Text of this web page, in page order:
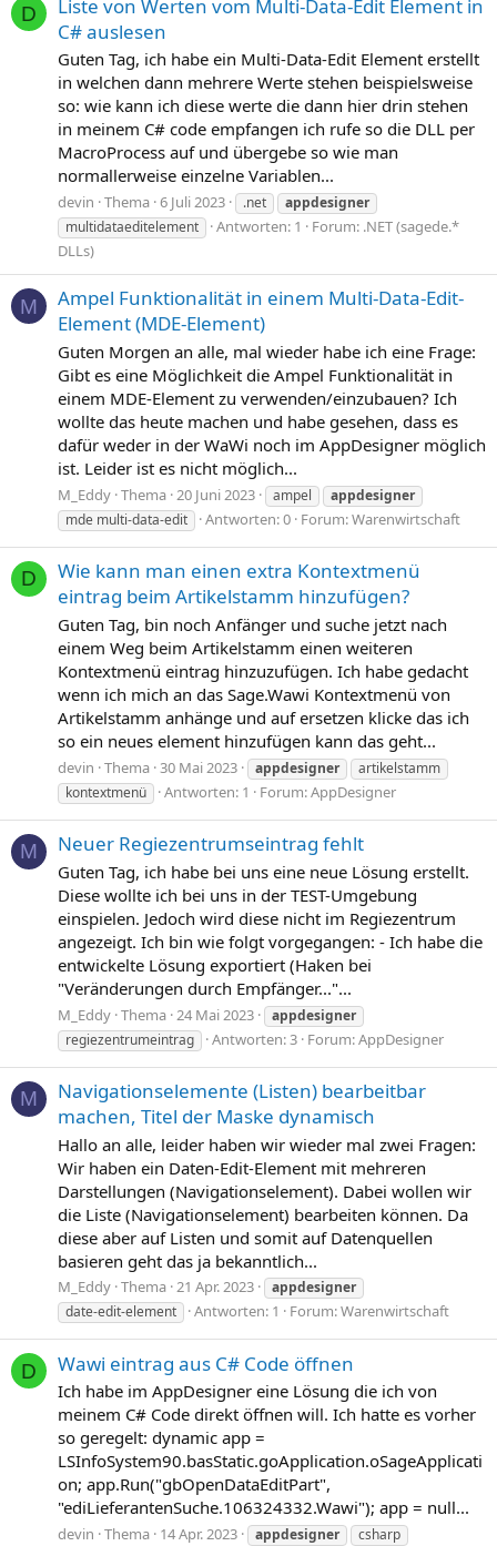
D
Liste von Werten vom Multi-Data-Edit Element in
C# auslesen
Guten Tag, ich habe ein Multi-Data-Edit Element erstellt
in welchen dann mehrere Werte stehen beispielsweise
so: wie kann ich diese werte die dann hier drin stehen
in meinem C# code empfangen ich rufe so die DLL per
MacroProcess auf und übergebe so wie man
normallerweise einzelne Variablen...
devin Thema 6 Juli 2023 .net
appdesigner
multidataeditelement
Antworten: 1 Forum: .NET (sagede.*
DLLs)
M
Ampel Funktionalität in einem Multi-Data-Edit-
Element (MDE-Element)
Guten Morgen an alle, mal wieder habe ich eine Frage:
Gibt es eine Möglichkeit die Ampel Funktionalität in
einem MDE-Element zu verwenden/einzubauen? Ich
wollte das heute machen und habe gesehen, dass es
dafür weder in der WaWi noch im AppDesigner möglich
ist. Leider ist es nicht möglich...
M_Eddy Thema 20 Juni 2023 ampel
appdesigner
mde multi-data-edit
Antworten: 0 Forum:Warenwirtschaft
D
Wie kann man einen extra Kontextmenü
eintrag beim Artikelstamm hinzufügen?
Guten Tag, bin noch Anfänger und suche jetzt nach
einem Weg beim Artikelstamm einen weiteren
Kontextmenü eintrag hinzuzufügen. Ich habe gedacht
wenn ich mich an das Sage.Wawi Kontextmenü von
Artikelstamm anhänge und auf ersetzen klicke das ich
so ein neues element hinzufügen kann das geht...
devin Thema 30 Mai 2023 appdesigner
artikelstamm
kontextmenü
Antworten: 1 Forum:AppDesigner
M Neuer Regiezentrumseintrag fehlt
Guten Tag, ich habe bei uns eine neue Lösung erstellt.
Diese wollte ich bei uns in der TEST-Umgebung
einspielen. Jedoch wird diese nicht im Regiezentrum
angezeigt. Ich bin wie folgt vorgegangen: - Ich habe die
entwickelte Lösung exportiert (Haken bei
"Veränderungen durch Empfänger..."...
M_Eddy Thema 24 Mai 2023
appdesigner
regiezentrumeintrag
Antworten: 3 Forum:AppDesigner
M
Navigationselemente (Listen) bearbeitbar
machen, Titel der Maske dynamisch
Hallo an alle, leider haben wir wieder mal zwei Fragen:
Wir haben ein Daten-Edit-Element mit mehreren
Darstellungen (Navigationselement). Dabei wollen wir
die Liste (Navigationselement) bearbeiten können. Da
diese aber auf Listen und somit auf Datenquellen
basieren geht das ja bekanntlich...
M_Eddy Thema 21 Apr. 2023
appdesigner
date-edit-element
Antworten: 1 Forum:Warenwirtschaft
D Wawi eintrag aus C# Code öffnen
Ich habe im AppDesigner eine Lösung die ich von
meinem C# Code direkt öffnen will. Ich hatte es vorher
so geregelt: dynamic app =
LSInfoSystem90.basStatic.goApplication.oSageApplicati
on; app.Run("gbOpenDataEditPart",
"ediLieferantenSuche.106324332.Wawi"); app = null...
devin Thema 14 Apr. 2023 appdesigner
csharp